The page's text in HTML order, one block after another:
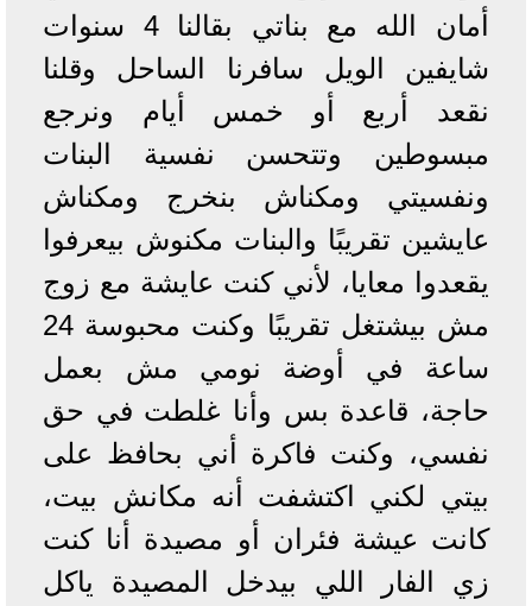
أمان الله مع بناتي بقالنا 4 سنوات
شايفين الويل سافرنا الساحل وقلنا
نقعد أربع أو خمس أيام ونرجع
مبسوطين وتتحسن نفسية البنات
ونفسيتي ومكناش بنخرج ومكناش
عايشين تقريبًا والبنات مكنوش بيعرفوا
يقعدوا معايا، لأني كنت عايشة مع زوج
مش بيشتغل تقريبًا وكنت محبوسة 24
ساعة في أوضة نومي مش بعمل
حاجة، قاعدة بس وأنا غلطت في حق
نفسي، وكنت فاكرة أني بحافظ على
بيتي لكني اكتشفت أنه مكانش بيت،
كانت عيشة فئران أو مصيدة أنا كنت
زي الفار اللي بيدخل المصيدة ياكل